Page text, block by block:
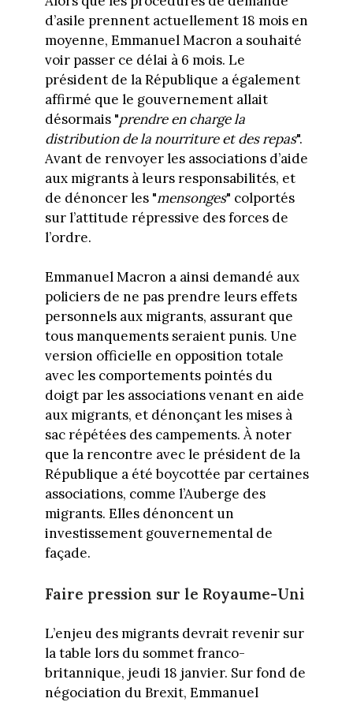
d’asile prennent actuellement 18 mois en
moyenne, Emmanuel Macron a souhaité
voir passer ce délai à 6 mois. Le
président de la République a également
affirmé que le gouvernement allait
désormais "prendre en charge la
distribution de la nourriture et des repas".
Avant de renvoyer les associations d’aide
aux migrants à leurs responsabilités, et
de dénoncer les "mensonges" colportés
sur l’attitude répressive des forces de
l’ordre.
Emmanuel Macron a ainsi demandé aux
policiers de ne pas prendre leurs effets
personnels aux migrants, assurant que
tous manquements seraient punis. Une
version officielle en opposition totale
avec les comportements pointés du
doigt par les associations venant en aide
aux migrants, et dénonçant les mises à
sac répétées des campements. À noter
que la rencontre avec le président de la
République a été boycottée par certaines
associations, comme l’Auberge des
migrants. Elles dénoncent un
investissement gouvernemental de
façade.
Faire pression sur le Royaume-Uni
L’enjeu des migrants devrait revenir sur
la table lors du sommet franco-
britannique, jeudi 18 janvier. Sur fond de
négociation du Brexit, Emmanuel